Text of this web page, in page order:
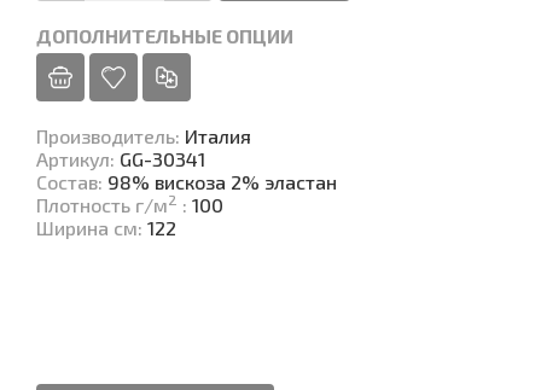
ДОПОЛНИТЕЛЬНЫЕ ОПЦИИ
Производитель: Италия
Артикул: GG-30341
Состав: 98% вискоза 2% эластан
Плотность г/м2 : 100
Ширина см: 122